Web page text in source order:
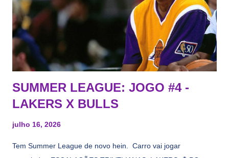
informação, a veracidade vem depois. E do Lakers hein? Até
agora nada de Ruim Hachaomuro (dizem que Nets tem
interesse) e LeBrão James - esse sendo assediado pelo
Draymond Green enquanto chora pro Cavs contrat...
SUMMER LEAGUE: JOGO #4 -
LAKERS X BULLS
julho 16, 2026
Tem Summer League de novo hein. Carro vai jogar